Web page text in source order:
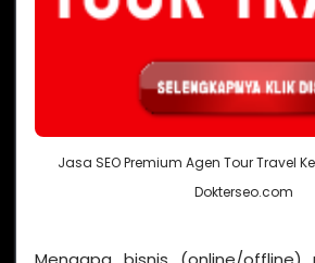
Jasa SEO Premium Agen Tour Travel
Dokterseo.com